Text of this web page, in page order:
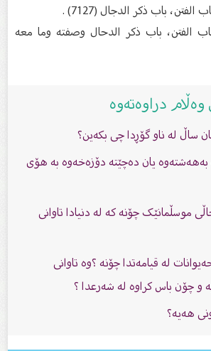
الفتن، باب ذكر الدحال وصفته وما معه
دراوەتەوە
ساڵ لە ناو گۆڕدا چی بكەین؟
یان ده‌چێته‌ دۆزه‌خه‌وه‌ به‌ هۆى
موسڵمانێک چۆنە کە لە دنیادا تاوانى
لە قیامەتدا چۆنە ؟وە تاوانى
و چۆن باس کراوە لە شەرعدا ؟
هەیە؟